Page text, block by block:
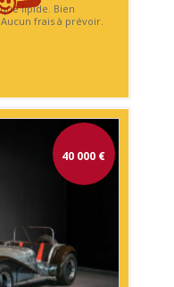
lipide. Bien
frais à prévoir.
40 000 €